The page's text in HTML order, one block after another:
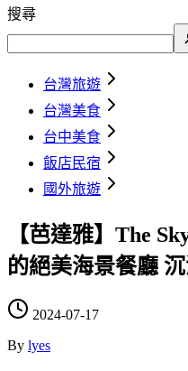
搜尋
台灣旅遊
台灣美食
台中美食
飯店民宿
國外旅遊
【芭達雅】The
的絕美海景餐廳
2024-07-17
By lyes